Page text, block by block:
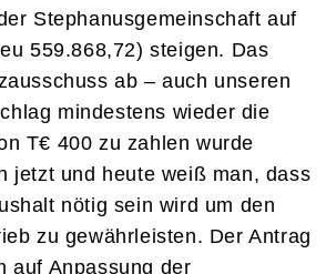
Stephanusgemeinschaft auf
559.868,72) steigen. Das
ab – auch unseren
mindestens wieder die
T€ 400 zu zahlen wurde
jetzt und heute weiß man, dass
nötig sein wird um den
zu gewährleisten. Der Antrag
auf Anpassung der